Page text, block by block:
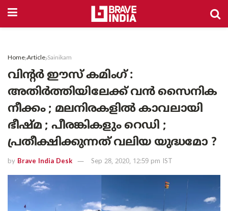
Home Article Sainikam
വിന്റർ ഈസ് കമിംഗ് :
അതിർത്തിയിലേക്ക് വൻ സൈനിക
നീക്കം ; മലനിരകളിൽ കാവലായി
ഭീഷ്മ ; പീരങ്കികളും റെഡി ;
പ്രതീക്ഷിക്കുന്നത് വലിയ യുദ്ധമോ ?
by Brave India Desk Sep 28, 2020, 12:59 pm IST